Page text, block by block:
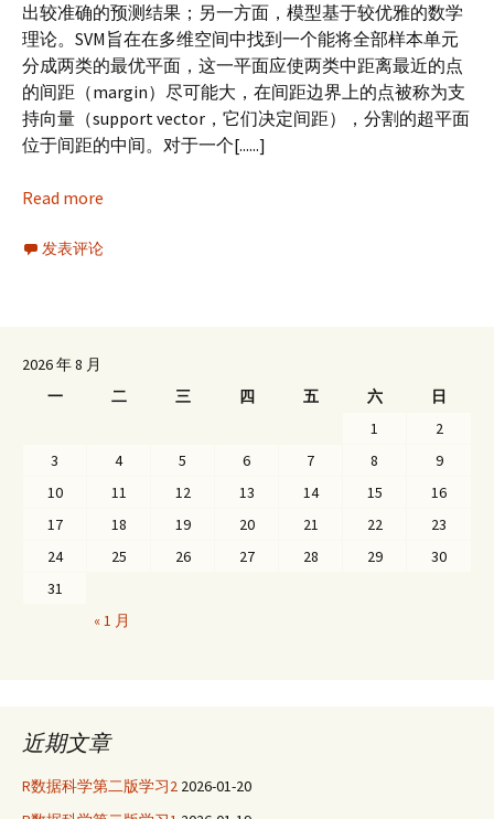
出较准确的预测结果；另一方面，模型基于较优雅的数学
理论。SVM旨在在多维空间中找到一个能将全部样本单元
分成两类的最优平面，这一平面应使两类中距离最近的点
的间距（margin）尽可能大，在间距边界上的点被称为支
持向量（support vector，它们决定间距），分割的超平面
位于间距的中间。对于一个[......]
Read more
发表评论
2026 年 8 月
一
二 三 四 五 六
日
1
2
3
4 5 6 7 8
9
10
11 12 13 14 15
16
17
18 19 20 21 22
23
24
25 26 27 28 29
30
31
« 1 月
近期文章
R数据科学第二版学习2 2026-01-20